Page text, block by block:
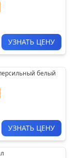
УЗНАТЬ ЦЕНУ
белый
УЗНАТЬ ЦЕНУ